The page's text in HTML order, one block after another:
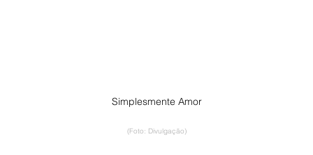
Simplesmente Amor
(Foto: Divulgação)